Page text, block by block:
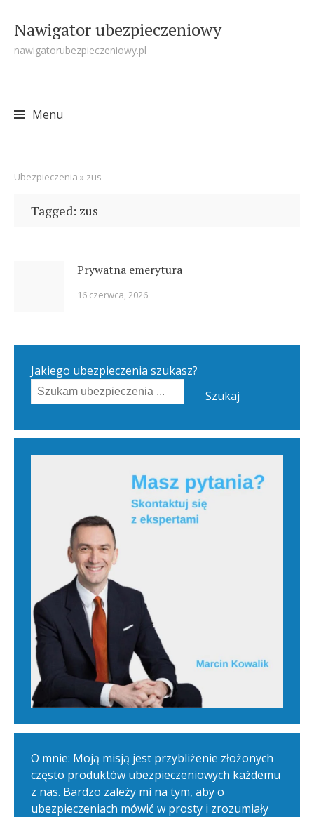
Nawigator ubezpieczeniowy
nawigatorubezpieczeniowy.pl
Menu
to
content
Ubezpieczenia » zus
Tagged: zus
Prywatna emerytura
16 czerwca, 2026
Jakiego ubezpieczenia szukasz?
Szukaj
O mnie: Moją misją jest przybliżenie złożonych
często produktów ubezpieczeniowych każdemu
z nas. Bardzo zależy mi na tym, aby o
ubezpieczeniach mówić w prosty i zrozumiały